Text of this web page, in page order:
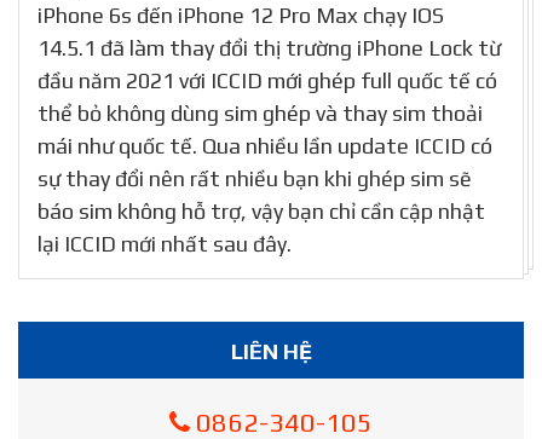
iPhone 6s đến iPhone 12 Pro Max chạy IOS
14.5.1 đã làm thay đổi thị trường iPhone Lock từ
đầu năm 2021 với ICCID mới ghép full quốc tế có
thể bỏ không dùng sim ghép và thay sim thoải
mái như quốc tế. Qua nhiều lần update ICCID có
sự thay đổi nên rất nhiều bạn khi ghép sim sẽ
báo sim không hỗ trợ, vậy bạn chỉ cần cập nhật
lại ICCID mới nhất sau đây.
LIÊN HỆ
0862-340-105